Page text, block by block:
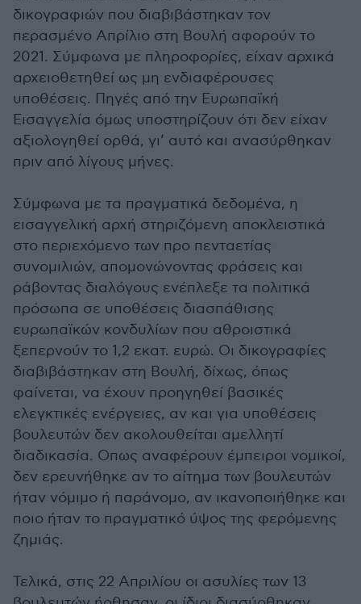
δικογραφιών που διαβιβάστηκαν τον
περασμένο Απρίλιο στη Βουλή αφορούν το
2021. Σύμφωνα με πληροφορίες, είχαν αρχικά
αρχειοθετηθεί ως μη ενδιαφέρουσες
υποθέσεις. Πηγές από την Ευρωπαϊκή
Εισαγγελία όμως υποστηρίζουν ότι δεν είχαν
αξιολογηθεί ορθά, γι’ αυτό και ανασύρθηκαν
πριν από λίγους μήνες.
Σύμφωνα με τα πραγματικά δεδομένα, η
εισαγγελική αρχή στηριζόμενη αποκλειστικά
στο περιεχόμενο των προ πενταετίας
συνομιλιών, απομονώνοντας φράσεις και
ράβοντας διαλόγους ενέπλεξε τα πολιτικά
πρόσωπα σε υποθέσεις διασπάθισης
ευρωπαϊκών κονδυλίων που αθροιστικά
ξεπερνούν το 1,2 εκατ. ευρώ. Οι δικογραφίες
διαβιβάστηκαν στη Βουλή, δίχως, όπως
φαίνεται, να έχουν προηγηθεί βασικές
ελεγκτικές ενέργειες, αν και για υποθέσεις
βουλευτών δεν ακολουθείται αμελλητί
διαδικασία. Οπως αναφέρουν έμπειροι νομικοί,
δεν ερευνήθηκε αν το αίτημα των βουλευτών
ήταν νόμιμο ή παράνομο, αν ικανοποιήθηκε και
ποιο ήταν το πραγματικό ύψος της φερόμενης
ζημιάς.
Τελικά, στις 22 Απριλίου οι ασυλίες των 13